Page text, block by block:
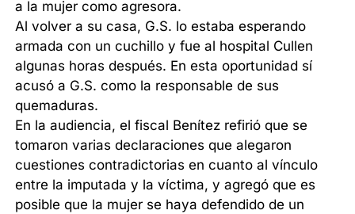
a la mujer como agresora.
Al volver a su casa, G.S. lo estaba esperando
armada con un cuchillo y fue al hospital Cullen
algunas horas después. En esta oportunidad sí
acusó a G.S. como la responsable de sus
quemaduras.
En la audiencia, el fiscal Benítez refirió que se
tomaron varias declaraciones que alegaron
cuestiones contradictorias en cuanto al vínculo
entre la imputada y la víctima, y agregó que es
posible que la mujer se haya defendido de un